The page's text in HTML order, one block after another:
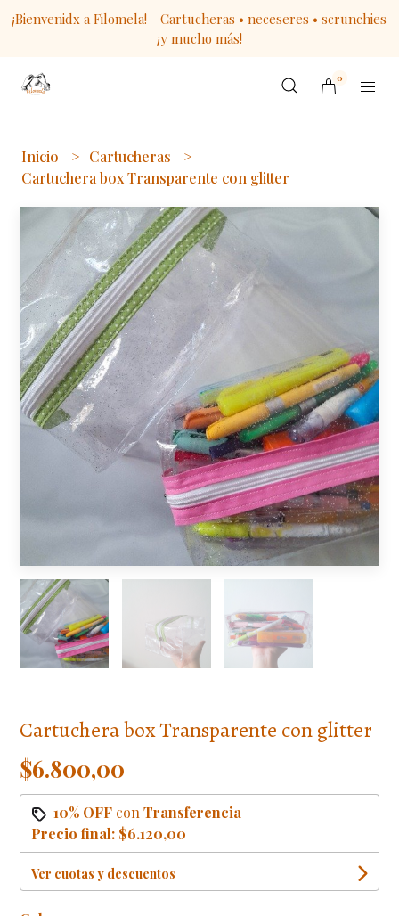
¡Bienvenidx a Filomela! - Cartucheras • neceseres • scrunchies
¡y mucho más!
0
Inicio
Cartucheras
Cartuchera box Transparente con glitter
Cartuchera box Transparente con glitter
$6.800,00
10% OFF conTransferencia
Precio final: $6.120,00
Ver cuotas y descuentos